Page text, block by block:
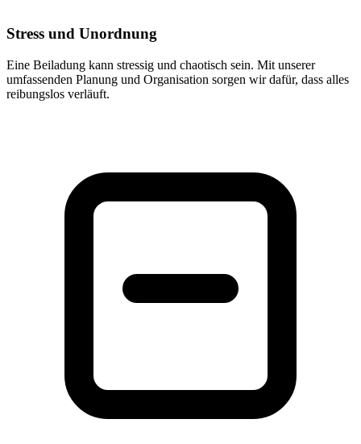
Stress und Unordnung
Eine Beiladung kann stressig und chaotisch sein. Mit unserer
umfassenden Planung und Organisation sorgen wir dafür, dass alles
reibungslos verläuft.